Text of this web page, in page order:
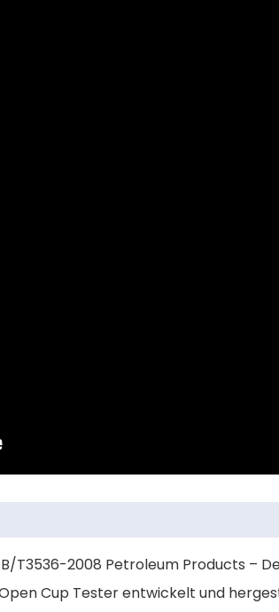
T3536-2008 Petroleum Products –
Cup Tester entwickelt und